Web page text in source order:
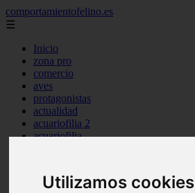
Utilizamos cookies
comportamientofelino.es
☰
Inicio
zona pro
comercio
aves
protagonistas
actualidad
acuariofilia 2
acuariofilia
nombres para gatos
novedades